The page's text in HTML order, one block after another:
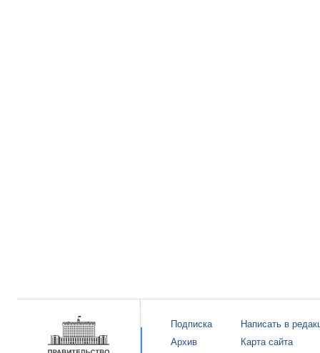
Подписка
Архив
Написать в
Карта сайта